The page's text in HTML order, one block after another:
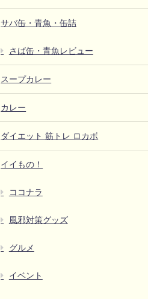
サバ缶・青魚・缶詰
さば缶・青魚レビュー
スープカレー
カレー
ダイエット 筋トレ ロカボ
イイもの！
ココナラ
風邪対策グッズ
グルメ
イベント